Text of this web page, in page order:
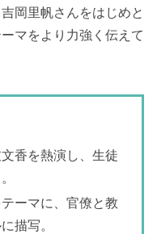
岡里帆さんをはじめと
マをより力強く伝えて
香を熱演し、生徒
ーマに、官僚と教
描写。